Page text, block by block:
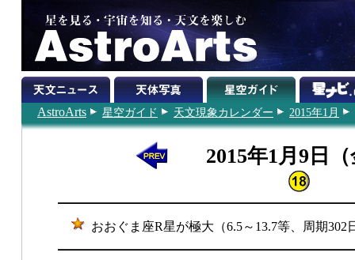
AstroArts 星空ガイド 天文現象カレンダー 2015年1月
2015年1月9日
おおぐま座R星が極大（6.5～13.7等、周期302